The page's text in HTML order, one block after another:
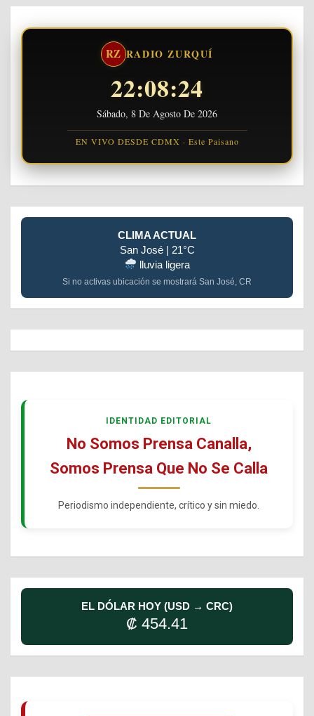
RZ RADIO ZURQUÍ
22:08:24
Sábado, 8 De Agosto De 2026
EN VIVO DESDE CDMX · Este Paisano
CLIMA ACTUAL
San José | 21°C
lluvia ligera
Si no activas ubicación se mostrará San José, CR
IDENTIDAD EDITORIAL
No Somos Prensa Canalla,
Somos Prensa Que No Se Calla
Periodismo independiente, crítico y sin miedo.
EL DÓLAR HOY (USD → CRC)
₡ 454.41